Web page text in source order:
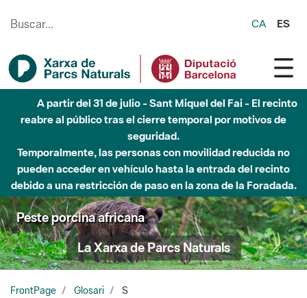
CA ES
A partir del 31 de julio - Sant Miquel del Fai - El recinto
reabre al público tras el cierre temporal por motivos de
seguridad.
Temporalmente, las personas con movilidad reducida no
pueden acceder en vehículo hasta la entrada del recinto
debido a una restricción de paso en la zona de la Foradada.
Peste porcina africana
La Xarxa de Parcs Naturals
FrontPage Glosari S